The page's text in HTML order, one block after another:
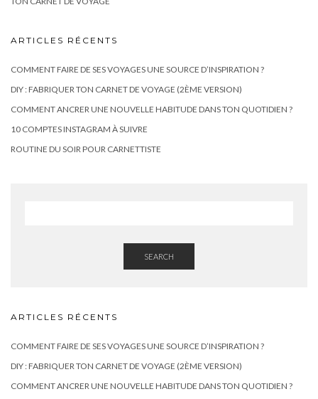
ARTICLES RÉCENTS
COMMENT FAIRE DE SES VOYAGES UNE SOURCE D’INSPIRATION ?
DIY : FABRIQUER TON CARNET DE VOYAGE (2ÈME VERSION)
COMMENT ANCRER UNE NOUVELLE HABITUDE DANS TON QUOTIDIEN ?
10 COMPTES INSTAGRAM À SUIVRE
ROUTINE DU SOIR POUR CARNETTISTE
SEARCH
ARTICLES RÉCENTS
COMMENT FAIRE DE SES VOYAGES UNE SOURCE D’INSPIRATION ?
DIY : FABRIQUER TON CARNET DE VOYAGE (2ÈME VERSION)
COMMENT ANCRER UNE NOUVELLE HABITUDE DANS TON QUOTIDIEN ?